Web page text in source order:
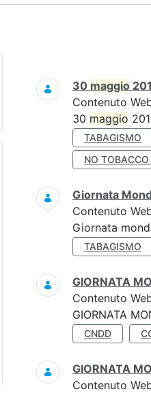
Ricerca
30 maggio
Contenuto
30 maggio
TABAGISMO
NO TOBACCO
Giornata
Contenuto
Giornata
TABAGISMO
GIORNATA
Contenuto
GIORNATA
CNDD
GIORNATA
Contenuto